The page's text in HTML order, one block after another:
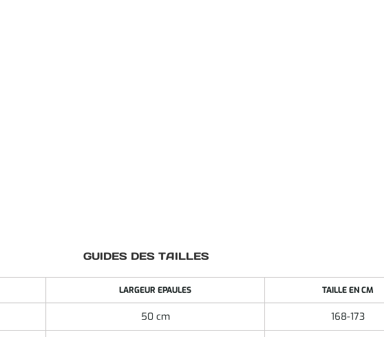
GUIDES DES TAILLES
LARGEUR EPAULES TAILLE EN CM
50 cm 168-173